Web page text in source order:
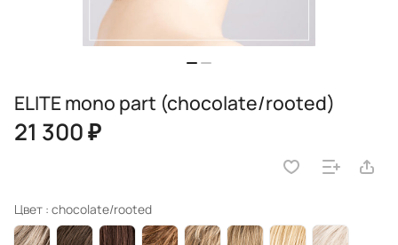
ELITE mono part (chocolate/rooted)
21 300 ₽
Цвет : chocolate/rooted